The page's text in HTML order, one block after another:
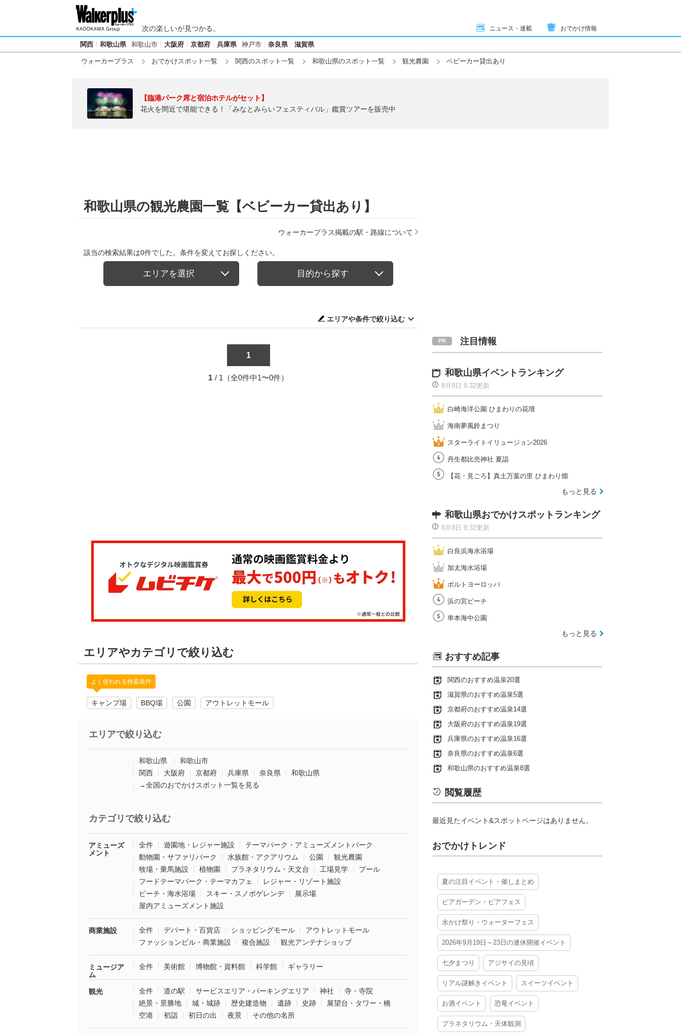
次の楽しいが見つかる。 ニュース・連載 おでかけ情報
関西 和歌山県 和歌山市 大阪府 京都府 兵庫県 神戸市 奈良県 滋賀県
ウォーカープラス おでかけスポット一覧 関西のスポット一覧 和歌山県のスポット一覧 観光農園 ベビーカー貸出あり
【臨港パーク席と宿泊ホテルがセット】
花火を間近で堪能できる！「みなとみらいフェスティバル」鑑賞ツアーを販売中
和歌山県の観光農園一覧【ベビーカー貸出あり】
ウォーカープラス掲載の駅・路線について
該当の検索結果は0件でした。条件を変えてお探しください。
エリアを選択 目的から探す
エリアや条件で絞り込む
1
1 / 1（全0件中1〜0件）
エリアやカテゴリで絞り込む
よく使われる検索条件
キャンプ場 BBQ場 公園 アウトレットモール
エリアで絞り込む
和歌山県
和歌山市
関西
大阪府 京都府 兵庫県 奈良県
和歌山県
→全国のおでかけスポット一覧を見る
カテゴリで絞り込む
アミューズ
メント
全件 遊園地・レジャー施設
テーマパーク・アミューズメントパーク
動物園・サファリパーク
水族館・アクアリウム 公園
観光農園
牧場・乗馬施設
植物園 プラネタリウム・天文台 工場見学
プール
フードテーマパーク・テーマカフェ
レジャー・リゾート施設
ビーチ・海水浴場
スキー・スノボゲレンデ
展示場
屋内アミューズメント施設
商業施設 全件 デパート・百貨店 ショッピングモール
アウトレットモール
ファッションビル・商業施設
複合施設 観光アンテナショップ
ミュージア
ム
全件 美術館 博物館・資料館 科学館 ギャラリー
観光 全件 道の駅 サービスエリア・パーキングエリア 神社
寺・寺院
絶景・景勝地
城・城跡 歴史建造物 遺跡 史跡
展望台・タワー・橋
空港
初詣 初日の出 夜景 その他の名所
注目情報
和歌山県イベントランキング
8月8日 9:32更新
白崎海洋公園 ひまわりの花壇
海南夢風鈴まつり
スターライトイリュージョン2026
丹生都比売神社 夏詣
【花・見ごろ】真土万葉の里 ひまわり畑
もっと見る
和歌山県おでかけスポットランキング
8月8日 9:32更新
白良浜海水浴場
加太海水浴場
ポルトヨーロッパ
浜の宮ビーチ
串本海中公園
もっと見る
おすすめ記事
関西のおすすめ温泉20選
滋賀県のおすすめ温泉5選
京都府のおすすめ温泉14選
大阪府のおすすめ温泉19選
兵庫県のおすすめ温泉16選
奈良県のおすすめ温泉6選
和歌山県のおすすめ温泉8選
閲覧履歴
最近見たイベント&スポットページはありません。
おでかけトレンド
夏の注目イベント・催しまとめ
ビアガーデン・ビアフェス
水かけ祭り・ウォーターフェス
2026年9月19日～23日の連休開催イベント
七夕まつり アジサイの見頃
リアル謎解きイベント スイーツイベント
お酒イベント 恐竜イベント
プラネタリウム・天体観測